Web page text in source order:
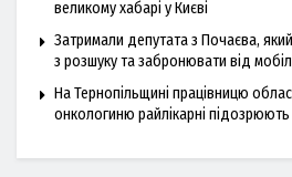
великому хабарі у Києві
Затримали депутата з Почаєва,
з розшуку та забронювати від
На Тернопільщині працівницю
онкологиню райлікарні